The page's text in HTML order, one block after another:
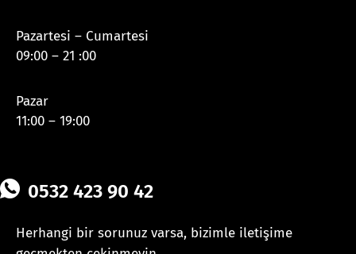
Pazartesi – Cumartesi
09:00 – 21 :00
Pazar
11:00 – 19:00
0532 423 90 42
Herhangi bir sorunuz varsa, bizimle iletişime